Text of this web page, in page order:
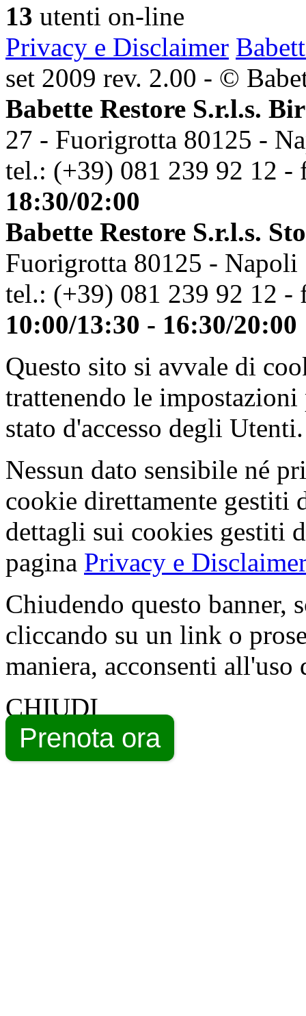
13 utenti on-line
Privacy e Disclaimer
set 2009 rev. 2.00 - ©
Babette Restore S.r.l.s.
27 - Fuorigrotta 80125 -
tel.: (+39) 081 239 92 12 -
18:30/02:00
Babette Restore S.r.l.s.
Fuorigrotta 80125 - Napoli
tel.: (+39) 081 239 92 12 -
10:00/13:30 - 16:30/20:00
Questo sito si avvale di
trattenendo le
stato d'accesso degli Utenti.
Nessun dato sensibile né
cookie direttamente gestiti
dettagli sui cookies gestiti
pagina Privacy e Disclaimer
Chiudendo questo banner,
cliccando su un link o
maniera, acconsenti all'uso
CHIUDI
Prenota ora